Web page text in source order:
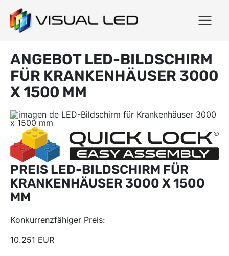
ANGEBOT LED-BILDSCHIRM
FÜR KRANKENHÄUSER 3000
X 1500 MM
PREIS LED-BILDSCHIRM FÜR
KRANKENHÄUSER 3000 X 1500
MM
Konkurrenzfähiger Preis:
10.251 EUR